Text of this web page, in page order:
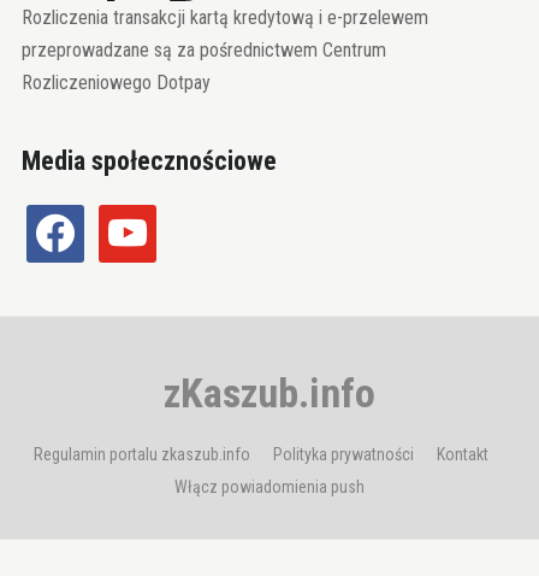
Rozliczenia transakcji kartą kredytową i e-przelewem
przeprowadzane są za pośrednictwem Centrum
Rozliczeniowego Dotpay
Media społecznościowe
facebook youtube
zKaszub.info
Regulamin portalu zkaszub.info Polityka prywatności
Kontakt
Włącz powiadomienia push